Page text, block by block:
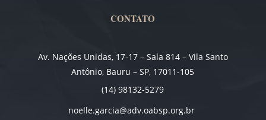
CONTATO
Av. Nações Unidas, 17-17 – Sala 814 – Vila Santo
Antônio, Bauru – SP, 17011-105
(14) 98132-5279
noelle.garcia@adv.oabsp.org.br